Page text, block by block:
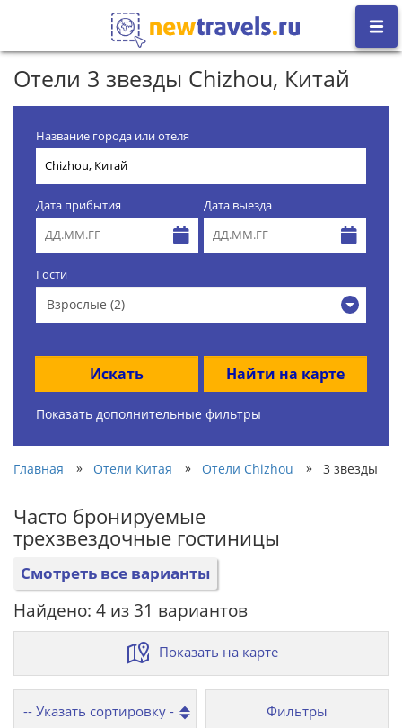
Отели 3 звезды Chizhou, Китай
Название города или отеля
Дата прибытия Дата выезда
Гости
Взрослые (2)
Искать Найти на карте
Показать дополнительные фильтры
Главная » Отели Китая » Отели Chizhou » 3 звезды
Часто бронируемые
трехзвездочные гостиницы
Смотреть все варианты
Найдено: 4 из 31 вариантов
Показать на карте
Фильтры